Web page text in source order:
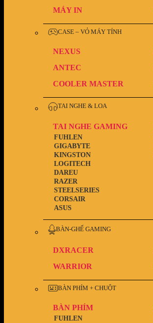
MÁY IN
CASE – VỎ MÁY TÍNH
NEXUS
ANTEC
COOLER MASTER
TAI NGHE & LOA
TAI NGHE GAMING
ASUS
CORSAIR
STEELSERIES
RAZER
DAREU
LOGITECH
KINGSTON
GIGABYTE
FUHLEN
BÀN-GHẾ GAMING
DXRACER
WARRIOR
BÀN PHÍM + CHUỘT
BÀN PHÍM
FUHLEN